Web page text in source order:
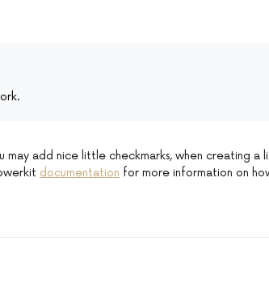
may add nice little checkmarks, when creating a
documentation for more information on